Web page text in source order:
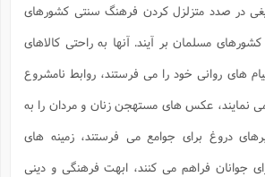
در صدد متزلزل کردن فرهنگ سنتی کشورهای
مسلمان بر آیند. آنها به راحتی کالاهای
های روانی خود را می فرستند، روابط نامشروع
نمایند، عکس های مستهجن زنان و مردان را به
دروغ برای جوامع می فرستند، زمینه های
جوانان فراهم می کنند، ابهت فرهنگی و دینی